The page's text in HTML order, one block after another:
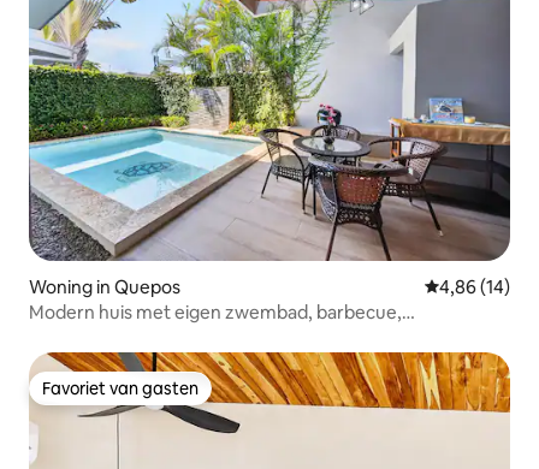
Woning in Quepos Gemiddelde
4,86 (14)
Modern huis met eigen zwembad, barbecue,
Favoriet van gasten
Favoriet van gasten